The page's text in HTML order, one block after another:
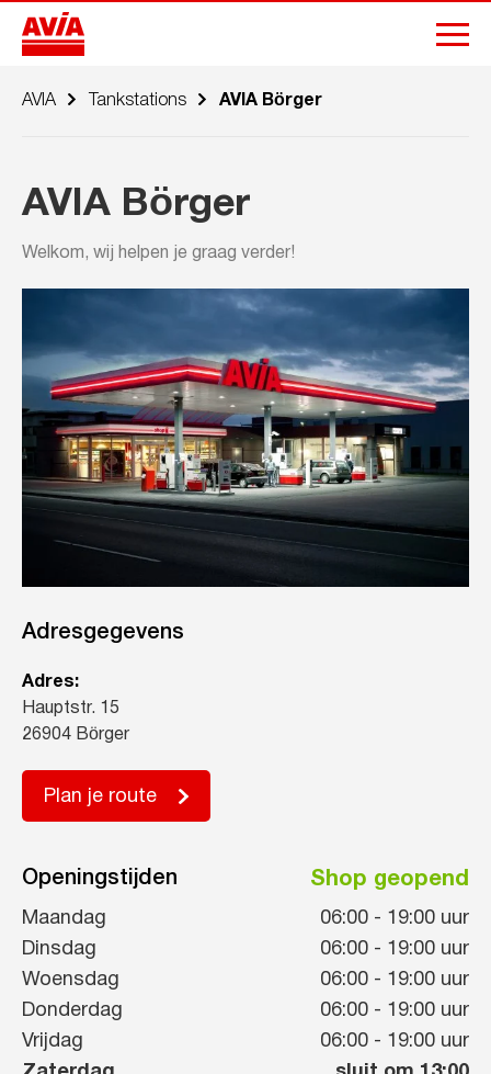
AVIA Tankstations AVIA Börger
AVIA Börger
Welkom, wij helpen je graag verder!
Adresgegevens
Adres:
Hauptstr. 15
26904 Börger
Plan je route
Openingstijden Shop geopend
Maandag 06:00 - 19:00 uur
Dinsdag
06:00 - 19:00 uur
Woensdag
06:00 - 19:00 uur
Donderdag
06:00 - 19:00 uur
Vrijdag
06:00 - 19:00 uur